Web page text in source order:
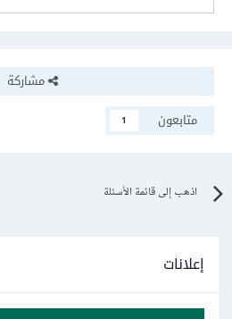
مشاركة
متابعون
1
اذهب إلى قائمة الأسئلة
إعلانات